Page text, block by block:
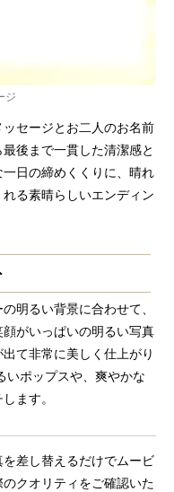
ジ
セージとお二人のお名前
後まで一貫した清潔感と
日の締めくくりに、晴れ
る素晴らしいエンディン
明るい背景に合わせて、
がいっぱいの明るい写真
て非常に美しく仕上がり
いポップスや、爽やかな
ます。
差し替えるだけでムービ
クオリティをご確認いた